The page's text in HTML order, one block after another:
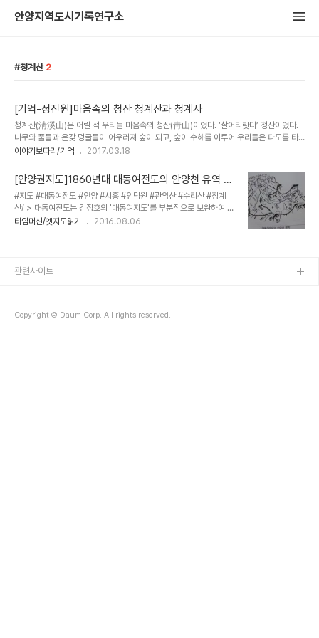
안양지역도시기록연구소
청계산 2
[기억-정진원]마음속의 청산 청계산과 청계사
청계산(淸溪山)은 어릴 적 우리들 마음속의 청산(靑山)이었다. ‘살어리랏다’ 청산이었다.
나무와 풀들과 온갖 덩굴들이 어우러져 숲이 되고, 숲이 수해를 이루어 우리들은 파도를 타
듯이 울렁대는 수림 위에서 자맥질했다. 아니 운해가 되어 스펀지 구름 위에서 텀블링을 하
리와 아주 다른 산짐승이 아니었다. 머루랑 다래랑 널려 있었다. 우리들은 청산에 청사슴이
되어 나무 사이를 뛰어다니거나, 아니면 그곳에 청벌레가 되어 나뭇잎 뒤에 붙어 있어도 좋
았다. 살고 싶다, 살고 싶다. 푸른산에 살고 싶다. 머루랑 다래랑 먹고 푸른산에 살고 싶다.
「청산별곡(靑山別曲)」첫 연 청계산 깊숙한 속에 청계사 절이 있었다. 한직골, 새말, 토..
이야기보따리/기억 2017.03.18
[안양권지도]1860년대 대동여전도의 안양천 유역 일
대
#지도 #대동여전도 #안양 #시흥 #인덕원 #관악산 #수리산 #청계
산/ > 대동여전도는 김정호의 '대동여지도'를 부분적으로 보완하여 만
든 지도로 작자와 년대는 미상이다.
타임머신/옛지도읽기 2016.08.06
Copyright © Daum Corp. All rights reserved.
관련사이트